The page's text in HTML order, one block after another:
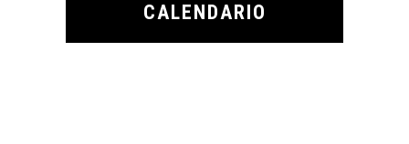
CALENDARIO